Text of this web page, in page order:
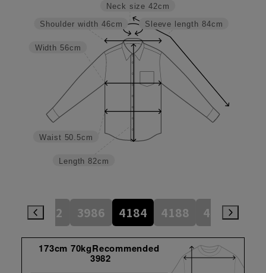
Sleeve length 84cm
Neck size 42cm
Length 82cm
Waist 50.5cm
Width 56cm
Shoulder width 46cm
3982 3986 4184 4188 4386
173cm 70kgRecommended
3982